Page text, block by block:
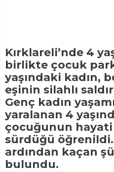
Kırklareli’nde 4
birlikte çocuk
yaşındaki kadın,
eşinin silahlı
Genç kadın
yaralanan 4
çocuğunun
sürdüğü öğrenildi.
ardından kaçan
bulundu.